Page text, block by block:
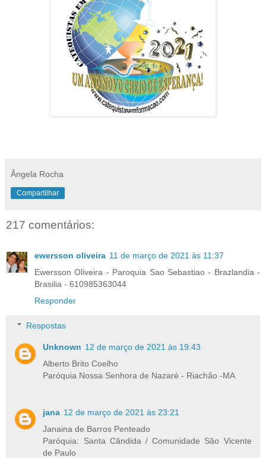
Ângela Rocha
Compartilhar
217 comentários:
ewersson oliveira 11 de março de 2021 às 11:37
Ewersson Oliveira - Paroquia Sao Sebastiao - Brazlandia -
Brasilia - 610985363044
Responder
Respostas
Unknown 12 de março de 2021 às 19:43
Alberto Brito Coelho
Paróquia Nossa Senhora de Nazaré - Riachão -MA
jana 12 de março de 2021 às 23:21
Janaina de Barros Penteado
Paróquia: Santa Cândida / Comunidade São Vicente
de Paulo